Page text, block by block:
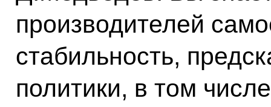
производителей
стабильность,
политики, в том